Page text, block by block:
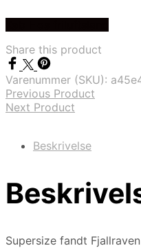
Share this product
Varenummer (SKU):
Previous Product
Next Product
Beskrivelse
Supersize fandt